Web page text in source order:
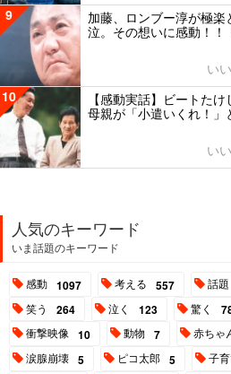
9
加藤、ロンブー淳が極
泣。その想いに感動！！
い
10
【感動実話】ビートた
母親が「小遣いくれ！
い
人気のキーワード
いま話題のキーワード
感動 1097 考える 557 話題
笑う 264 泣く 123 驚く
衝撃映像 10 動物 7 赤ちゃ
涙腺崩壊 5 ピコ太郎 5 子